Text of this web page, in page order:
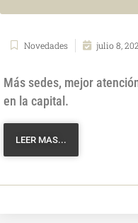
Novedades julio 8,
Más sedes, mejor
en la capital.
LEER MAS...